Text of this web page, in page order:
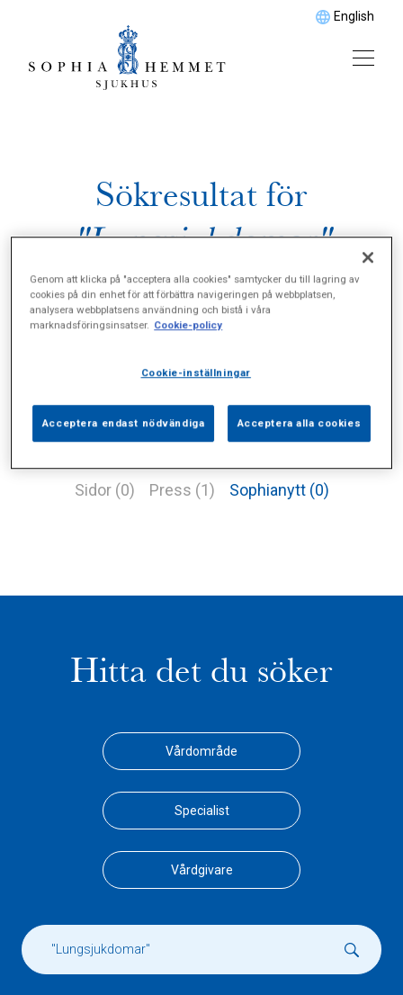
English
Sökresultat för
"Lungsjukdomar"
Sidor (0) Press (1) Sophianytt (0)
Hitta det du söker
Vårdområde
Specialist
Vårdgivare
Genom att klicka på "acceptera alla cookies" samtycker du till lagring av
cookies på din enhet för att förbättra navigeringen på webbplatsen,
analysera webbplatsens användning och bistå i våra
marknadsföringsinsatser. Cookie-policy
Cookie-inställningar
Acceptera endast nödvändiga Acceptera alla cookies